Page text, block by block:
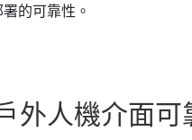
的可靠性。
外人機介面可